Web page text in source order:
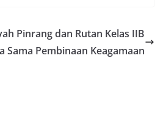
Pinrang dan Rutan Kelas IIB
Sama Pembinaan Keagamaan